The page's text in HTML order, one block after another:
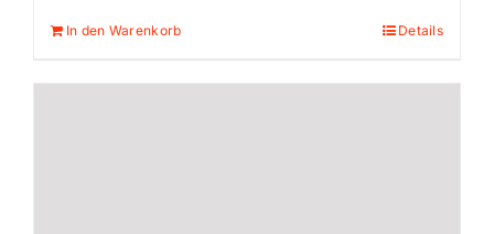
In den Warenkorb Details